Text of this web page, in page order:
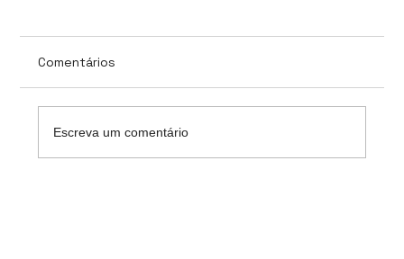
Comentários
Escreva um comentário